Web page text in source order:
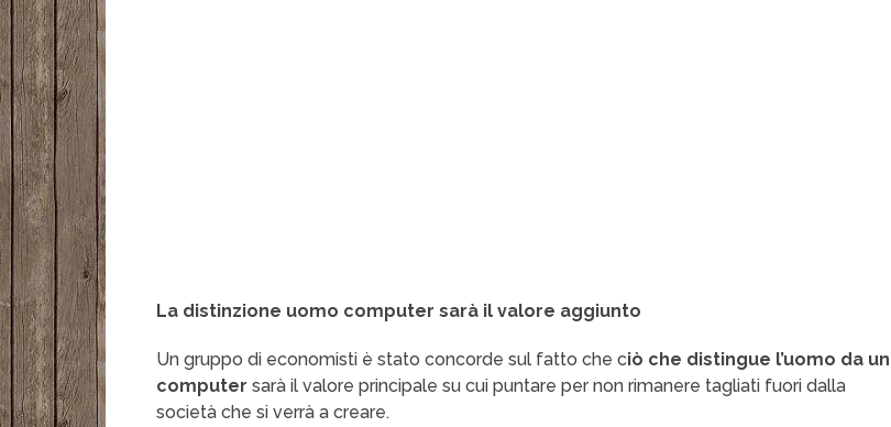
La distinzione uomo computer sarà il valore aggiunto
Un gruppo di economisti è stato concorde sul fatto che ciò che distingue l’uomo da un
computer sarà il valore principale su cui puntare per non rimanere tagliati fuori dalla
società che si verrà a creare.